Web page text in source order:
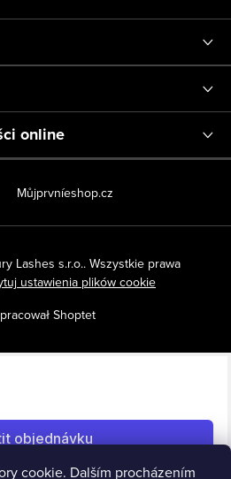
cookie. Dalším procházením
online
Můjprvníeshop.cz
Shoptet
Lashes s.r.o.. Wszystkie prawa
ustawienia plików cookie